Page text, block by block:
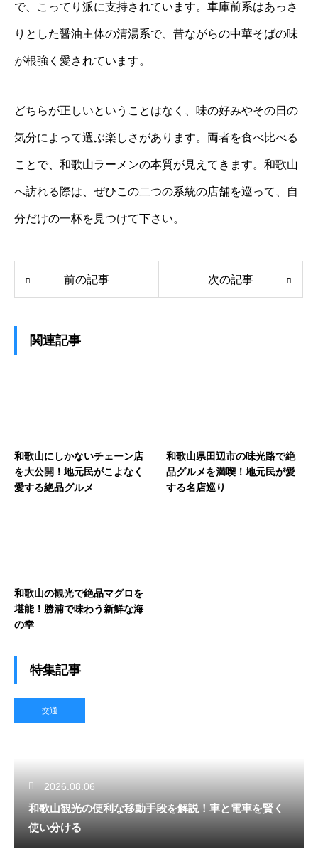
で、こってり派に支持されています。車庫前系はあっさ
りとした醤油主体の清湯系で、昔ながらの中華そばの味
が根強く愛されています。
どちらが正しいということはなく、味の好みやその日の
気分によって選ぶ楽しさがあります。両者を食べ比べる
ことで、和歌山ラーメンの本質が見えてきます。和歌山
へ訪れる際は、ぜひこの二つの系統の店舗を巡って、自
分だけの一杯を見つけて下さい。
前の記事 次の記事
関連記事
和歌山にしかないチェーン店
を大公開！地元民がこよなく
愛する絶品グルメ
和歌山県田辺市の味光路で絶
品グルメを満喫！地元民が愛
する名店巡り
和歌山の観光で絶品マグロを
堪能！勝浦で味わう新鮮な海
の幸
特集記事
交通
2026.08.06
和歌山観光の便利な移動手段を解説！車と電車を賢く
使い分ける